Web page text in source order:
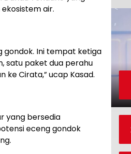
air.
gondok. Ini tempat ketiga
satu paket dua perahu
ke Cirata,” ucap Kasad.
yang bersedia
eceng gondok